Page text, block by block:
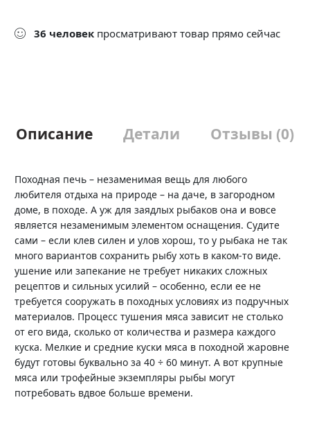
36 человек просматривают товар прямо сейчас
Описание Детали Отзывы (0)
Походная печь – незаменимая вещь для любого
любителя отдыха на природе – на даче, в загородном
доме, в походе. А уж для заядлых рыбаков она и вовсе
является незаменимым элементом оснащения. Судите
сами – если клев силен и улов хорош, то у рыбака не так
много вариантов сохранить рыбу хоть в каком-то виде.
ушение или запекание не требует никаких сложных
рецептов и сильных усилий – особенно, если ее не
требуется сооружать в походных условиях из подручных
материалов. Процесс тушения мяса зависит не столько
от его вида, сколько от количества и размера каждого
куска. Мелкие и средние куски мяса в походной жаровне
будут готовы буквально за 40 ÷ 60 минут. А вот крупные
мяса или трофейные экземпляры рыбы могут
потребовать вдвое больше времени.